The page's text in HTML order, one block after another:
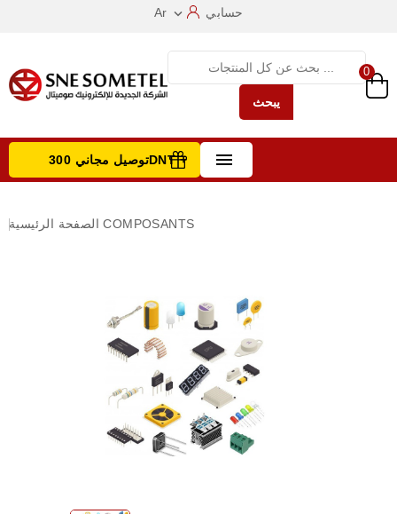
Ar  حسابي
يبحث
0
 توصيل مجاني 300DNT +
الصفحة الرئيسية COMPOSANTS